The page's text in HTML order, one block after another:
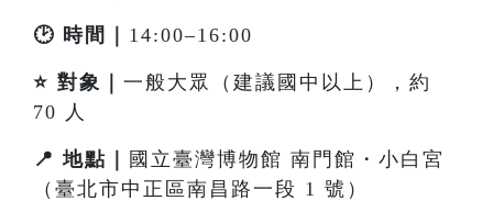
🕑 時間｜ 14:00–16:00
⭐ 對象｜ 一般大眾（建議國中以上），約
70 人
📍 地點｜ 國立臺灣博物館 南門館・小白宮
（臺北市中正區南昌路一段 1 號）